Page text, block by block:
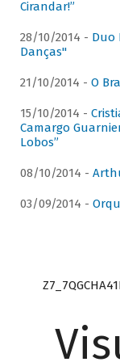
Cirandar!”
28/10/2014 - Duo
Danças"
21/10/2014 - O
15/10/2014 -
Camargo
Lobos”
08/10/2014 -
03/09/2014 -